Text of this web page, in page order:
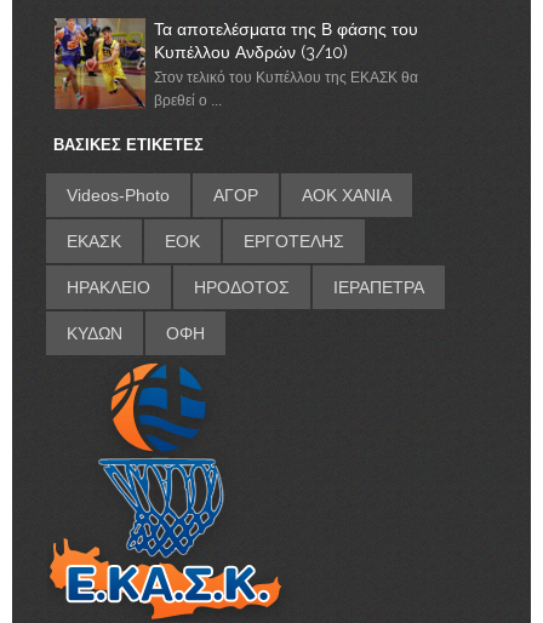
Τα αποτελέσματα της Β φάσης του
Κυπέλλου Ανδρών (3/10)
Στον τελικό του Κυπέλλου της ΕΚΑΣΚ θα
βρεθεί ο ...
ΒΑΣΙΚΕΣ ΕΤΙΚΕΤΕΣ
Videos-Photo ΑΓΟΡ ΑΟΚ ΧΑΝΙΑ
ΕΚΑΣΚ ΕΟΚ ΕΡΓΟΤΕΛΗΣ
ΗΡΑΚΛΕΙΟ ΗΡΟΔΟΤΟΣ ΙΕΡΑΠΕΤΡΑ
ΚΥΔΩΝ ΟΦΗ